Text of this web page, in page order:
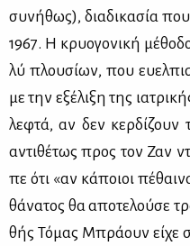
συ­νή­θως), δια­δι­κα­σία
1967. Η κρυο­γο­νι­κή
λύ πλου­σί­ων, που
με την εξέ­λι­ξη της
λε­φτά, αν δεν κερ­δί­ζουν
αντι­θέ­τως προς τον Ζαν
πε ότι «αν κά­ποιοι
θά­να­τος θα απο­τε­λού­σε
θής Τό­μας Μπρά­ουν εί­χε